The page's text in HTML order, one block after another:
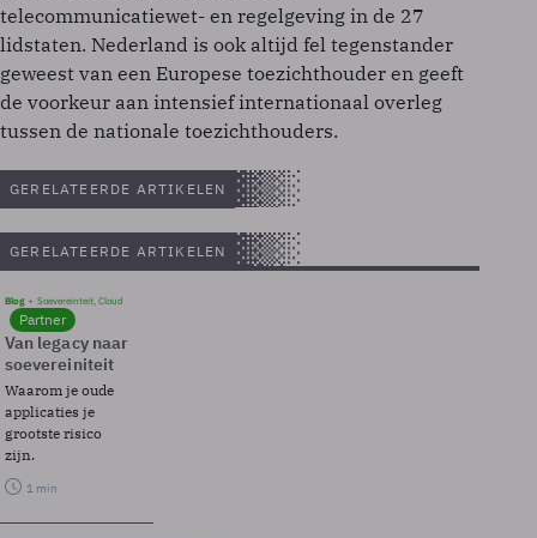
telecommunicatiewet- en regelgeving in de 27
lidstaten. Nederland is ook altijd fel tegenstander
geweest van een Europese toezichthouder en geeft
de voorkeur aan intensief internationaal overleg
tussen de nationale toezichthouders.
GERELATEERDE ARTIKELEN
GERELATEERDE ARTIKELEN
Blog Soevereinteit, Cloud
Partner
Van legacy naar
soevereiniteit
Waarom je oude
applicaties je
grootste risico
zijn.
1 min